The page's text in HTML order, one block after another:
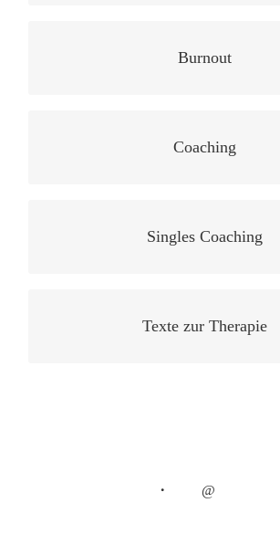
Burnout
Coaching
Singles Coaching
Texte zur Therapie
・ @